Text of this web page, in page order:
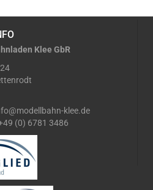
Klee GbR
klee.de
(0) 6781 3486